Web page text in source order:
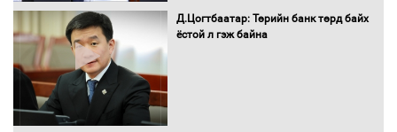
Д.Цогтбаатар: Төрийн банк төрд байх
ёстой л гэж байна